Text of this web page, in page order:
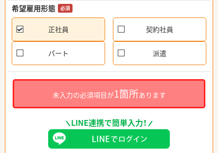
希望雇用形態 必須
正社員 契約社員
パート 派遣
未入力の必須項目が1箇所あります
LINE連携で簡単入力！